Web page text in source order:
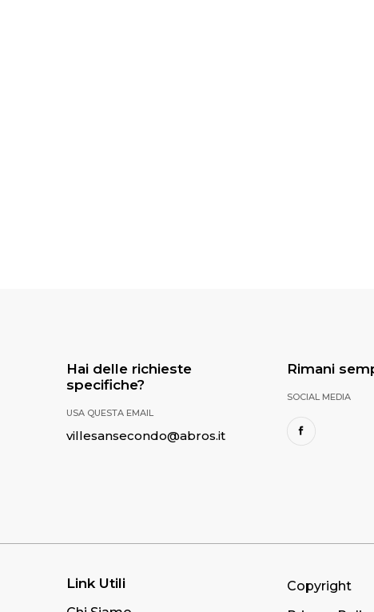
Hai delle richieste
specifiche?
USA QUESTA EMAIL
villesansecondo@abros.it
Rimani
SOCIAL MEDIA
Link Utili
Copyright